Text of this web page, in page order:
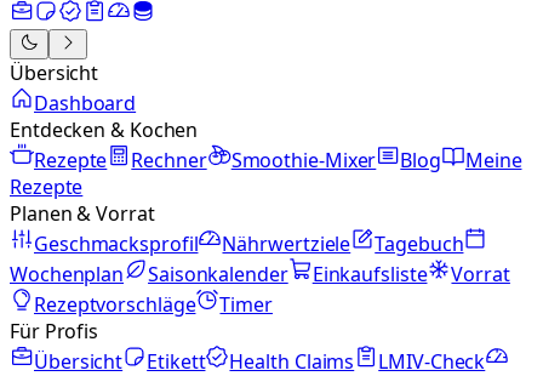
Übersicht
Dashboard
Entdecken & Kochen
Rezepte
Rechner Smoothie-Mixer Blog
Meine
Rezepte
Planen & Vorrat
Geschmacksprofil
Nährwertziele
Tagebuch
Wochenplan
Saisonkalender Einkaufsliste
Vorrat
Rezeptvorschläge
Timer
Für Profis
Übersicht
Etikett Health Claims
LMIV-Check